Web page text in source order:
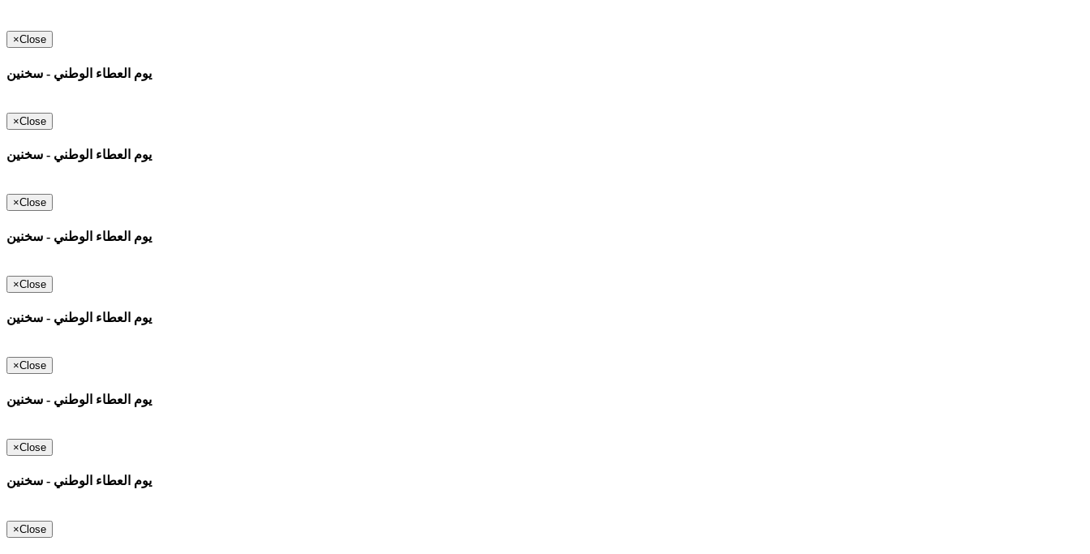
×Close
يوم العطاء الوطني - سخنين
×Close
يوم العطاء الوطني - سخنين
×Close
يوم العطاء الوطني - سخنين
×Close
يوم العطاء الوطني - سخنين
×Close
يوم العطاء الوطني - سخنين
×Close
يوم العطاء الوطني - سخنين
×Close